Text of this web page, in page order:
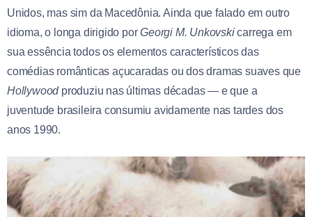
Unidos, mas sim da Macedônia. Ainda que falado em outro
idioma, o longa dirigido porGeorgi M. Unkovskicarrega em
sua essência todos os elementos característicos das
comédias românticas açucaradas ou dos dramas suaves que
Hollywood produziu nas últimas décadas — e que a
juventude brasileira consumiu avidamente nas tardes dos
anos 1990.